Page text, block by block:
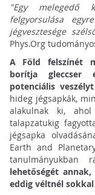
"Egy melegedő
felgyorsulása
jégvesztesége
Phys.Org
A Föld felszínét
borítja gleccser
potenciális
hideg jégsapkák,
alakulnak ki,
talapzatukig
jégsapka
Earth and
tanulmányukban
lehetőségét
eddig véltnél